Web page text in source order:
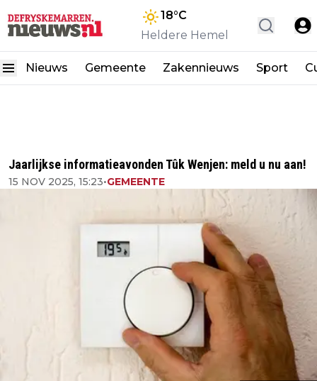
18°C
Heldere Hemel
Nieuws Gemeente Zakennieuws Sport
Jaarlijkse informatieavonden Tûk Wenjen: meld u nu aan!
15 NOV 2025, 15:23•GEMEENTE